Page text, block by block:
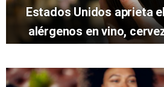
Estados Unidos aprieta
alérgenos en vino,